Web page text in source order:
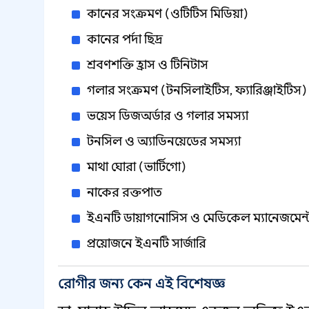
কানের সংক্রমণ (ওটিটিস মিডিয়া)
কানের পর্দা ছিদ্র
শ্রবণশক্তি হ্রাস ও টিনিটাস
গলার সংক্রমণ (টনসিলাইটিস, ফ্যারিঞ্জাইটিস)
ভয়েস ডিজঅর্ডার ও গলার সমস্যা
টনসিল ও অ্যাডিনয়েডের সমস্যা
মাথা ঘোরা (ভার্টিগো)
নাকের রক্তপাত
ইএনটি ডায়াগনোসিস ও মেডিকেল
প্রয়োজনে ইএনটি সার্জারি
রোগীর জন্য কেন এই বিশেষজ্ঞ